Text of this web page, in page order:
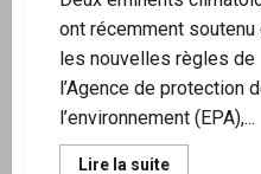
ont récemment soutenu
les nouvelles règles de
l’Agence de protection
l’environnement (EPA),...
Lire la suiteEn